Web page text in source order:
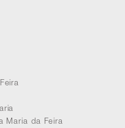
Maria da Feira